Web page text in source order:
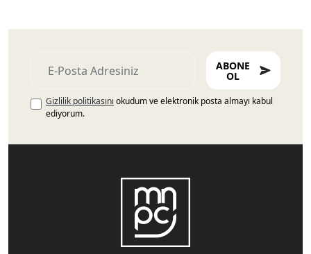
ABONE
OL
Gizlilik politikasını okudum ve elektronik posta almayı kabul
ediyorum.